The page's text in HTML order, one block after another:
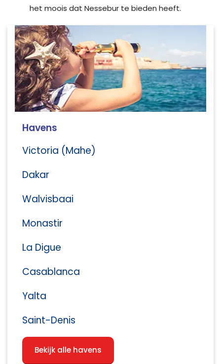
het moois dat Nessebur te bieden heeft.
Havens
Victoria (Mahe)
Dakar
Walvisbaai
Monastir
La Digue
Casablanca
Yalta
Saint-Denis
Bekijk alle havens